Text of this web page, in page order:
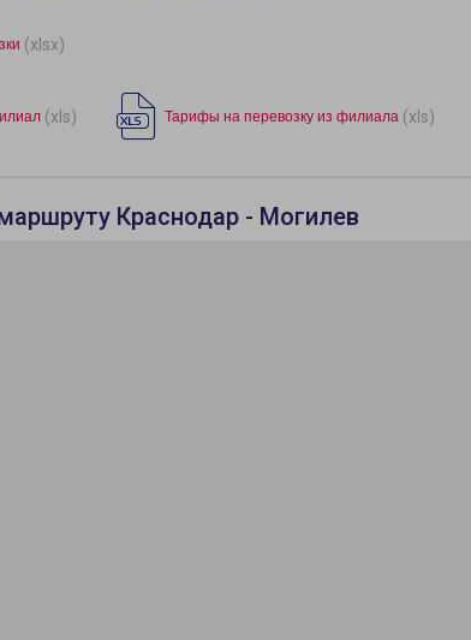
(xlsx)
(xls) Тарифы на перевозку из филиала (xls)
Краснодар - Могилев